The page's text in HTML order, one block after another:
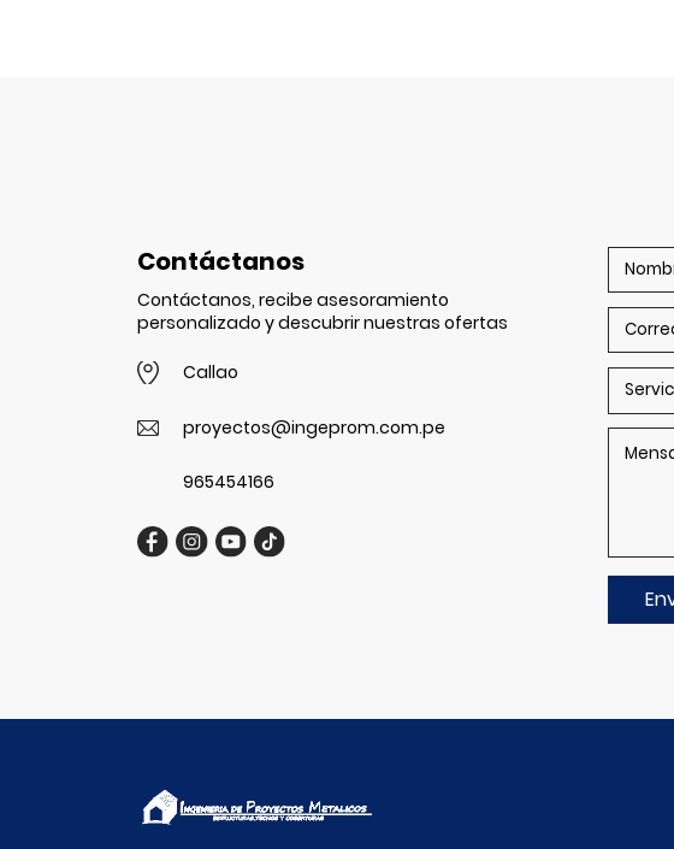
Contáctanos
Contáctanos, recibe asesoramiento
personalizado y descubrir nuestras ofertas
Callao
proyectos@ingeprom.com.pe
965454166